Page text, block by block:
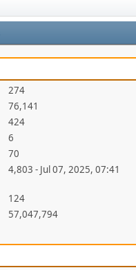
274
76,141
424
6
70
4,803 - Jul 07, 2025, 07:41
124
57,047,794